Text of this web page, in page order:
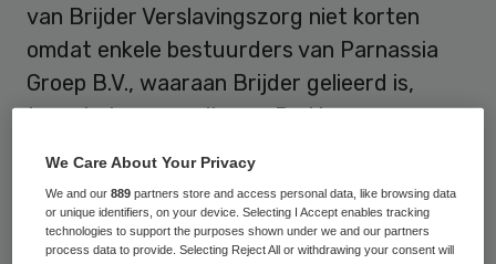
van Brijder Verslavingszorg niet korten
omdat enkele bestuurders van Parnassia
Groep B.V., waaraan Brijder gelieerd is,
topsalarissen verdienen. De Haagse
stelt de bestuursrechter in het geding dat
de organisatie hebben aangespannen tegen
de gemeente.
We Care About Your Privacy
We and our889 partners store and access personal data, like browsing data
or unique identifiers, on your device. Selecting I Accept enables tracking
technologies to support the purposes shown under we and our partners
process data to provide. Selecting Reject All or withdrawing your consent will